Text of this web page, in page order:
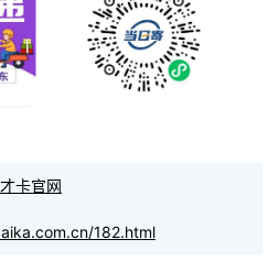
卡官网
182.html